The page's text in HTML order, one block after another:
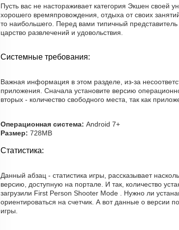
Пусть вас не настораживает категория Экшен своей
хорошего времяпровождения, отдыха от своих
то наибольшего. Перед вами типичный
царство развлечений и удовольствия.
Системные требования:
Важная информация в этом разделе, из-за
приложения. Сначала установите версию
вторых - количество свободного места, так как
Операционная система: Android 7+
Размер: 728MB
Статистика:
Данный абзац - статистика игры, рассказывает
версию, доступную на портале. И так, количество
загрузили First Person Shooter Mode . Нужно ли
ориентироваться на счетчик. А вот данные о версии
игры.